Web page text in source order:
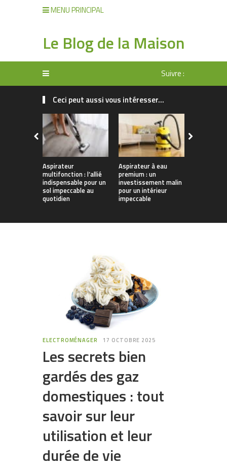
MENU PRINCIPAL
Le Blog de la Maison
Suivre :
Ceci peut aussi vous intéresser...
Aspirateur
multifonction : l’allié
indispensable pour un
sol impeccable au
quotidien
Aspirateur à eau
premium : un
investissement malin
pour un intérieur
impeccable
ELECTROMÉNAGER 17 OCTOBRE 2025
Les secrets bien
gardés des gaz
domestiques : tout
savoir sur leur
utilisation et leur
durée de vie